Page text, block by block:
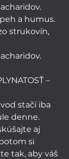
a humus.
strukovín,
–
stačí iba
denne.
aj
si
tak, aby váš